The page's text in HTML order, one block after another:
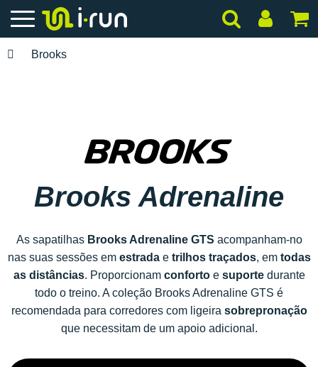
Brooks
Brooks Adrenaline
As sapatilhas Brooks Adrenaline GTS acompanham-no
nas suas sessões em estradae trilhos traçados, em todas
as distâncias. Proporcionam confortoe suportedurante
todo o treino. A coleção Brooks Adrenaline GTS é
recomendada para corredores com ligeira sobrepronação
que necessitam de um apoio adicional.